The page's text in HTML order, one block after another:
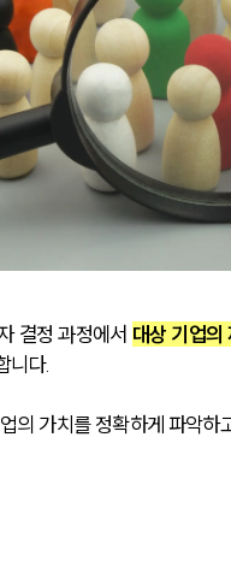
결정 과정에서 대상 기업의
니다.
의 가치를 정확하게 파악